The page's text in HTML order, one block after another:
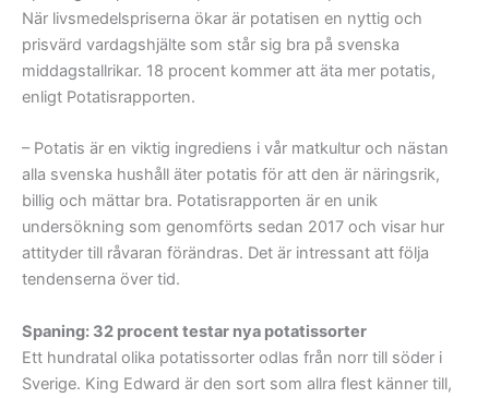
När livsmedelspriserna ökar är potatisen en nyttig och
prisvärd vardagshjälte som står sig bra på svenska
middagstallrikar. 18 procent kommer att äta mer potatis,
enligt Potatisrapporten.
– Potatis är en viktig ingrediens i vår matkultur och nästan
alla svenska hushåll äter potatis för att den är näringsrik,
billig och mättar bra. Potatisrapporten är en unik
undersökning som genomförts sedan 2017 och visar hur
attityder till råvaran förändras. Det är intressant att följa
tendenserna över tid.
Spaning: 32 procent testar nya potatissorter
Ett hundratal olika potatissorter odlas från norr till söder i
Sverige. King Edward är den sort som allra flest känner till,